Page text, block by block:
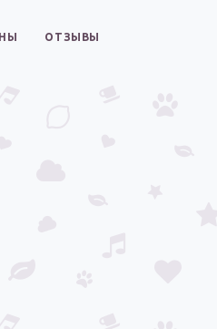
ОТЗЫВЫ